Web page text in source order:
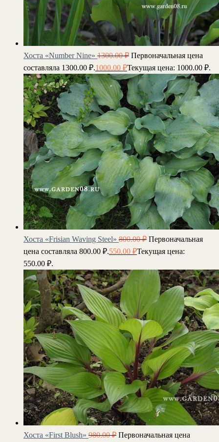
Хоста «Number Nine» 1300.00₽ Первоначальная цена
составляла 1300.00 ₽.1000.00 ₽Текущая цена: 1000.00 ₽.
Хоста «Frisian Waving Steel» 800.00₽ Первоначальная
цена составляла 800.00 ₽.550.00 ₽Текущая цена:
550.00 ₽.
Хоста «First Blush» 980.00₽ Первоначальная цена